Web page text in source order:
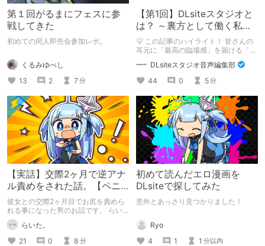
第１回がるまにフェスに参
戦してきた
初めての同人即売会参加レポ。
くるみゆべし
13
2 7分
【第1回】DLsiteスタジオと
は？ ～裏方として働く私た
ちの紹介
💡 この記事のハイライト！ 皆さんの
耳元に「最高の臨場感」を届ける「サ
ウンドエンジニアの仕事」のリアルな
舞台裏を大公開！ スマートな専門
職……と思いきや、実態は「音の変態
（褒め言葉）」が集まるチーム！？
成人男性スタッフがダミヘに抱きつ
き、スタジオにアダルトグッズが転が
る超大真面目な理由とは？ クオリテ
ィ向上のための、ちょっとシュールな
（？）試行錯誤をたっぷりご紹介しま
す！
DLsiteスタジオ音声編集部
44
0 5分
【実話】交際2ヶ月で逆アナ
ル責めをされた話。【ペニ
バン】
彼女との交際2ヶ月目でお尻を責めら
れる事になった男のお話です。 らい
た。のエチエチ体験談#2【逆アナ
ル】 らいた。
21
0 8 分
初めて読んだエロ漫画を
DLsiteで探してみた
意外とあっさり見つかりました！
Ryo
4
1 1 分以内